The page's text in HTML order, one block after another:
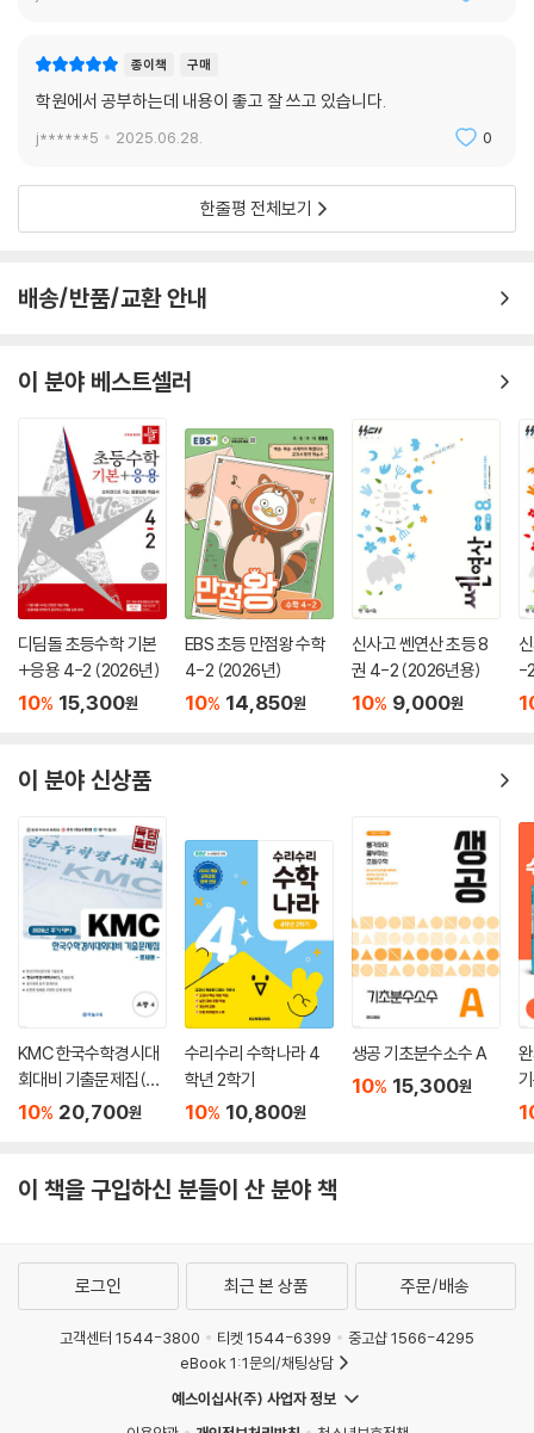
종이책 구매
학원에서 공부하는데 내용이 좋고 잘 쓰고 있습니다.
j******5 2025.06.28. 0
한줄평 전체보기
배송/반품/교환 안내
이 분야 베스트셀러
디딤돌 초등수학 기본
+응용 4-2 (2026년)
10% 15,300원
EBS 초등 만점왕 수학
4-2 (2026년)
10% 14,850원
신사고 쎈연산 초등 8
권 4-2 (2026년용)
10% 9,000원
-
이 분야 신상품
KMC 한국수학경시대
회대비 기출문제집(후
기) 초등 4 (2026년)
10% 20,700원
수리수리 수학나라 4
학년 2학기
10% 10,800원
생공 기초분수소수 A
10% 15,300원
이 책을 구입하신 분들이 산 분야 책
로그인 최근 본 상품 주문/배송
고객센터 1544-3800 티켓 1544-6399
중고샵 1566-4295
eBook 1:1문의/채팅상담
예스이십사(주) 사업자 정보